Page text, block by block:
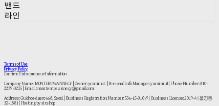
밴드
라인
Terms of Use
Privacy Policy
Confirm Entrepreneur Information
Company Name: MONTEMPS:ANNECY | Owner: yuminuit | Personal Info Manager: yuminuit | Phone Number: 010-
2239-0225 | Email: montemps.annecy@gmail.com
Address: Gukhoe-daero 668, Seoul | Business Registration Number:536-15-01079 | Business License:2019-서울영등
포-1881 | Hosting by sixshop